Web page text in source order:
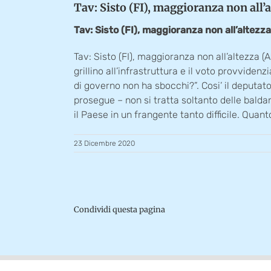
Tav: Sisto (FI), maggioranza non
Tav: Sisto (FI), maggioranza non all’altezza
Tav: Sisto (FI), maggioranza non all’altezza
grillino all’infrastruttura e il voto
di governo non ha sbocchi?”. Cosi’ il
prosegue – non si tratta soltanto delle
il Paese in un frangente tanto difficile.
23 Dicembre 2020
Condividi questa pagina